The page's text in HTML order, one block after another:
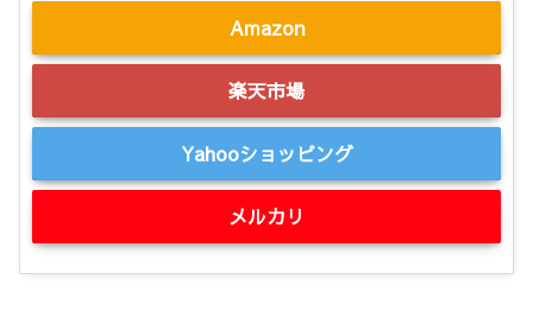
Amazon
楽天市場
Yahooショッピング
メルカリ